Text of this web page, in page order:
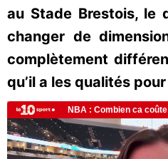
au Stade Brestois, le
changer de
complètement
qu’il a les qualités